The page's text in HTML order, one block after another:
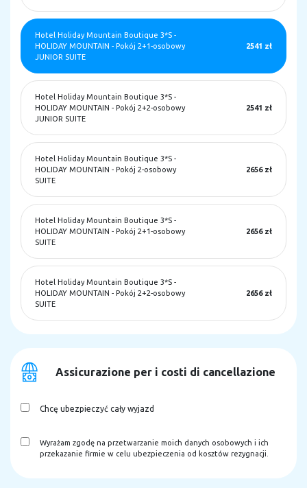
Hotel Holiday Mountain Boutique 3*S -
HOLIDAY MOUNTAIN - Pokój 2+1-osobowy
JUNIOR SUITE
2541 zł
Hotel Holiday Mountain Boutique 3*S -
HOLIDAY MOUNTAIN - Pokój 2+2-osobowy
JUNIOR SUITE
2541 zł
Hotel Holiday Mountain Boutique 3*S -
HOLIDAY MOUNTAIN - Pokój 2-osobowy
SUITE
2656 zł
Hotel Holiday Mountain Boutique 3*S -
HOLIDAY MOUNTAIN - Pokój 2+1-osobowy
SUITE
2656 zł
Hotel Holiday Mountain Boutique 3*S -
HOLIDAY MOUNTAIN - Pokój 2+2-osobowy
SUITE
2656 zł
Assicurazione per i costi di cancellazione
Chcę ubezpieczyć cały wyjazd
Wyrażam zgodę na przetwarzanie moich danych osobowych i ich
przekazanie firmie w celu ubezpieczenia od kosztów rezygnacji.